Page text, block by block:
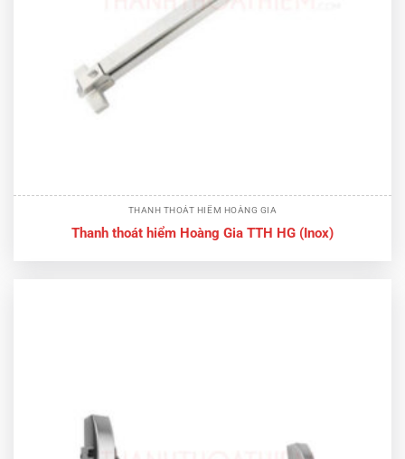
THANH THOÁT HIỂM HOÀNG GIA
Thanh thoát hiểm Hoàng Gia TTH HG (Inox)